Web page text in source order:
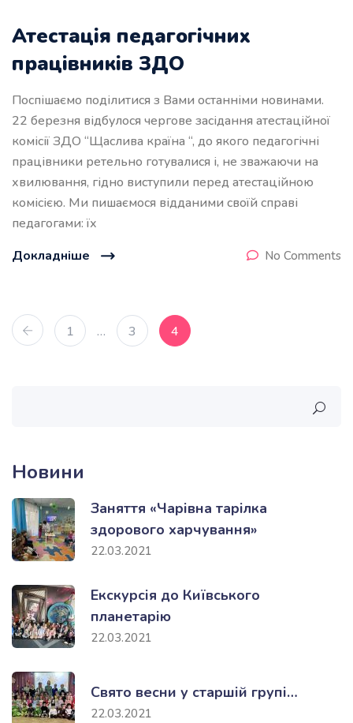
Атестація педагогічних
працівників ЗДО
Поспішаємо поділитися з Вами останніми новинами.
22 березня відбулося чергове засідання атестаційної
комісії ЗДО “Щаслива країна “, до якого педагогічні
працівники ретельно готувалися і, не зважаючи на
хвилювання, гідно виступили перед атестаційною
комісією. Ми пишаємося відданими своїй справі
педагогами: їх
Докладніше
No Comments
1 … 3 4
Новини
Заняття «Чарівна тарілка
здорового харчування»
22.03.2021
Екскурсія до Київського
планетарію
22.03.2021
Свято весни у старшій групі…
22.03.2021